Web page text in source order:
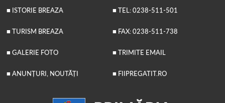
■ ISTORIE BREAZA
■ TURISM BREAZA
■ GALERIE FOTO
■ ANUNȚURI, NOUTĂȚI
■ TEL: 0238-511-501
■ FAX: 0238-511-738
■ TRIMITE EMAIL
■ FIIPREGATIT.RO